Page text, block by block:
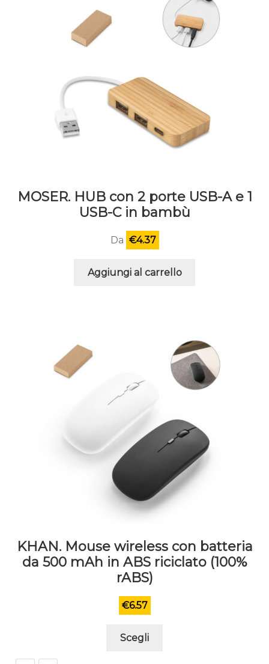
MOSER. HUB con 2 porte USB-A e 1
USB-C in bambù
Da €4.37
Aggiungi al carrello
KHAN. Mouse wireless con batteria
da 500 mAh in ABS riciclato (100%
rABS)
€6.57
Scegli